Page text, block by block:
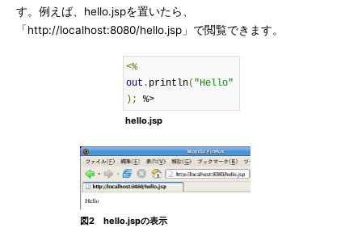
す。例えば、hello.jspを置いたら、
「http://localhost:8080/hello.jsp」で閲覧できます。
<%
out . println( "Hello"
);
%>
hello.jsp
図2 hello.jspの表示